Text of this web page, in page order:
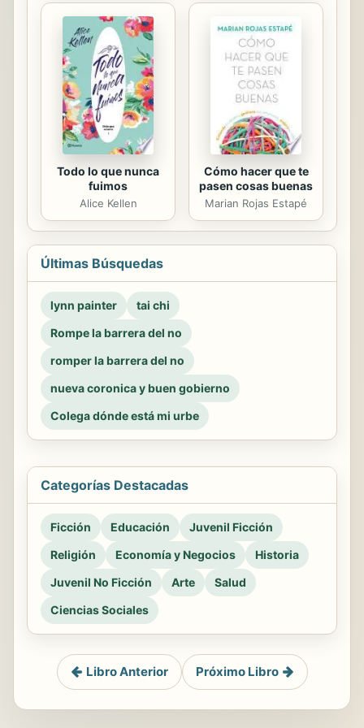
Todo lo que nunca
fuimos
Alice Kellen
Cómo hacer que te
pasen cosas buenas
Marian Rojas Estapé
Últimas Búsquedas
lynn painter
tai chi
Rompe la barrera del no
romper la barrera del no
nueva coronica y buen gobierno
Colega dónde está mi urbe
Categorías Destacadas
Ficción Educación
Juvenil Ficción
Religión
Economía y Negocios
Historia
Juvenil No Ficción
Arte
Salud
Ciencias Sociales
Libro Anterior Próximo Libro